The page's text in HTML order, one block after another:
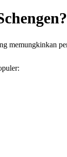
memungkinkan